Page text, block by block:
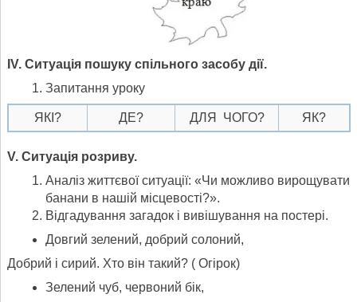
V. Ситуація пошуку спільного засобу дії.
Запитання уроку
ЯКІ? ДЕ? ДЛЯ ЧОГО? ЯК?
V. Ситуація розриву.
Аналіз життєвої ситуації: «Чи можливо вирощувати
банани в нашій місцевості?».
Відгадування загадок і вивішування на постері.
Довгий зелений, добрий солоний,
Добрий і сирий. Хто він такий? ( Огірок)
Зелений чуб, червоний бік,